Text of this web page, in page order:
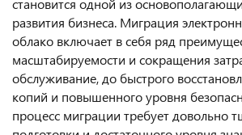
развития бизнеса. Миграция
облако включает в себя ряд
масштабируемости и сокращения
обслуживание, до быстрого
копий и повышенного уровня
процесс миграции требует довольно